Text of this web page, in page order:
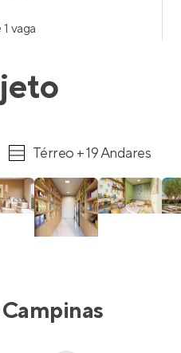
vaga
Térreo + 19 Andares